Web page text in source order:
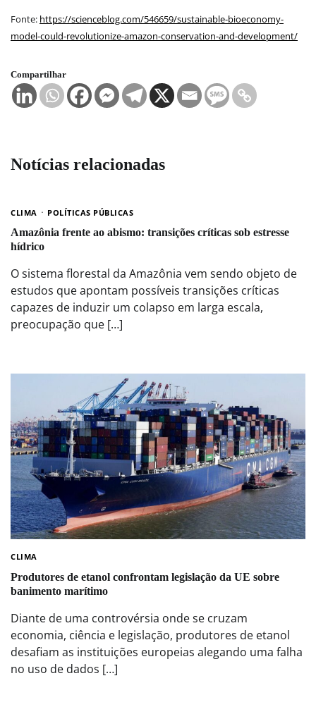
Fonte: https://scienceblog.com/546659/sustainable-bioeconomy-
model-could-revolutionize-amazon-conservation-and-development/
Compartilhar
Notícias relacionadas
CLIMA POLÍTICAS PÚBLICAS
Amazônia frente ao abismo: transições críticas sob estresse
hídrico
O sistema florestal da Amazônia vem sendo objeto de
estudos que apontam possíveis transições críticas
capazes de induzir um colapso em larga escala,
preocupação que […]
CLIMA
Produtores de etanol confrontam legislação da UE sobre
banimento marítimo
Diante de uma controvérsia onde se cruzam
economia, ciência e legislação, produtores de etanol
desafiam as instituições europeias alegando uma falha
no uso de dados […]